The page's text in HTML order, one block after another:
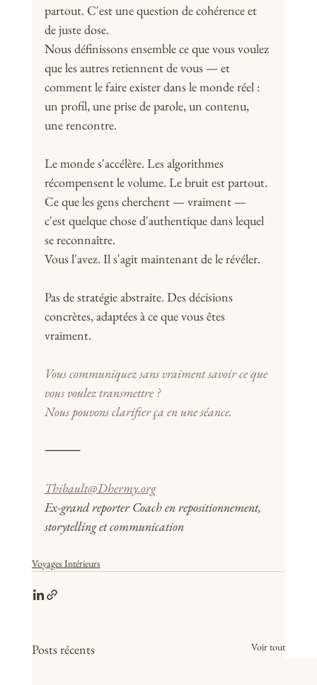
partout. C'est une question de cohérence et
de juste dose.
Nous définissons ensemble ce que vous voulez
que les autres retiennent de vous — et
comment le faire exister dans le monde réel :
un profil, une prise de parole, un contenu,
une rencontre.
Le monde s'accélère. Les algorithmes
récompensent le volume. Le bruit est partout.
Ce que les gens cherchent — vraiment —
c'est quelque chose d'authentique dans lequel
se reconnaître.
Vous l'avez. Il s'agit maintenant de le révéler.
Pas de stratégie abstraite. Des décisions
concrètes, adaptées à ce que vous êtes
vraiment.
Vous communiquez sans vraiment savoir ce que
vous voulez transmettre ?
Nous pouvons clarifier ça en une séance.
⸻
Thibault@Dhermy.org
Ex-grand reporter Coach en repositionnement,
storytelling et communication
Voyages Intérieurs
Posts récents Voir tout